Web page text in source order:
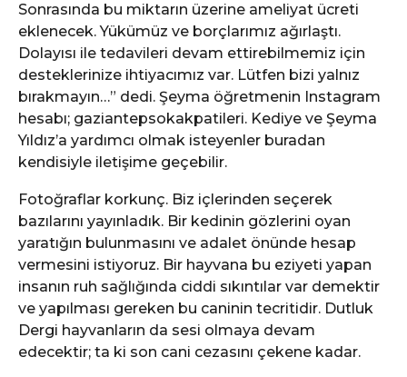
Sonrasında bu miktarın üzerine ameliyat ücreti
eklenecek. Yükümüz ve borçlarımız ağırlaştı.
Dolayısı ile tedavileri devam ettirebilmemiz için
desteklerinize ihtiyacımız var. Lütfen bizi yalnız
bırakmayın…” dedi. Şeyma öğretmenin Instagram
hesabı; gaziantepsokakpatileri. Kediye ve Şeyma
Yıldız’a yardımcı olmak isteyenler buradan
kendisiyle iletişime geçebilir.
Fotoğraflar korkunç. Biz içlerinden seçerek
bazılarını yayınladık. Bir kedinin gözlerini oyan
yaratığın bulunmasını ve adalet önünde hesap
vermesini istiyoruz. Bir hayvana bu eziyeti yapan
insanın ruh sağlığında ciddi sıkıntılar var demektir
ve yapılması gereken bu caninin tecritidir. Dutluk
Dergi hayvanların da sesi olmaya devam
edecektir; ta ki son cani cezasını çekene kadar.